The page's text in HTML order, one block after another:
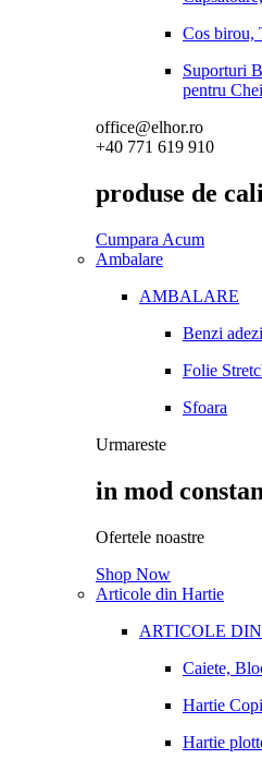
Cos birou,
Suporturi
pentru Chei
office@elhor.ro
+40 771 619 910
produse de
Cumpara Acum
Ambalare
AMBALARE
Benzi
Folie
Sfoara
Urmareste
in mod
Ofertele noastre
Shop Now
Articole din Hartie
ARTICOLE
Caiete,
Hartie
Hartie